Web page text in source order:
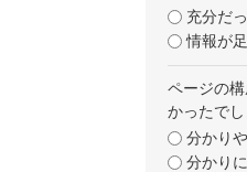
充分だ
情報が
ページの
かったでし
分かり
分かり